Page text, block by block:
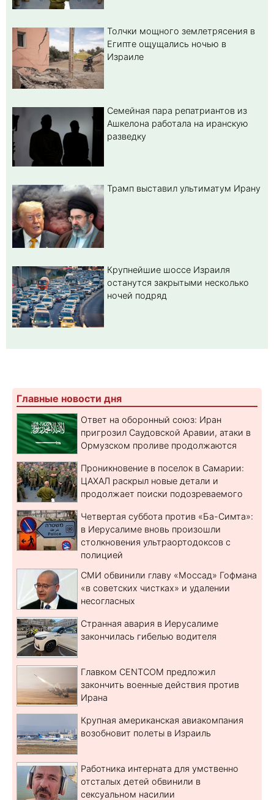
Толчки мощного землетрясения в
Египте ощущались ночью в
Израиле
Семейная пара репатриантов из
Ашкелона работала на иранскую
разведку
Трамп выставил ультиматум Ирану
Крупнейшие шоссе Израиля
останутся закрытыми несколько
ночей подряд
Главные новости дня
Ответ на оборонный союз: Иран
пригрозил Саудовской Аравии, атаки в
Ормузском проливе продолжаются
Проникновение в поселок в Самарии:
ЦАХАЛ раскрыл новые детали и
продолжает поиски подозреваемого
Четвертая суббота против «Ба-Симта»:
в Иерусалиме вновь произошли
столкновения ультраортодоксов с
полицией
СМИ обвинили главу «Моссад» Гофмана
«в советских чистках» и удалении
несогласных
Странная авария в Иерусалиме
закончилась гибелью водителя
Главком CENTCOM предложил
закончить военные действия против
Ирана
Крупная американская авиакомпания
возобновит полеты в Израиль
Работника интерната для умственно
отсталых детей обвинили в
сексуальном насилии